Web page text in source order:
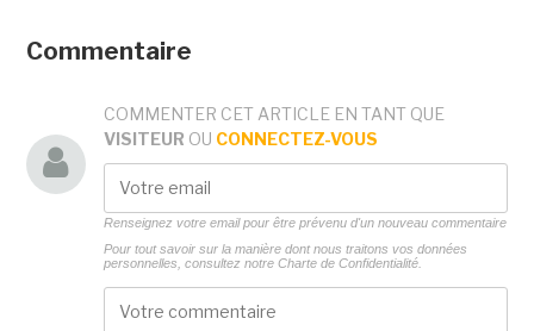
Commentaire
COMMENTER CET ARTICLE EN TANT QUE
VISITEUR OU CONNECTEZ-VOUS
Renseignez votre email pour être prévenu d'un nouveau commentaire
Pour tout savoir sur la manière dont nous traitons vos données
personnelles, consultez notre Charte de Confidentialité.